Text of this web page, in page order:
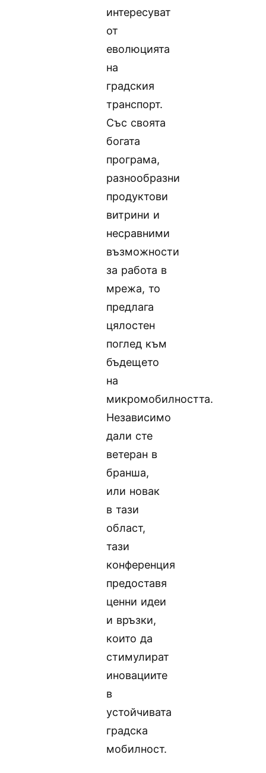
интересуват
от
еволюцията
на
градския
транспорт.
Със своята
богата
програма,
разнообразни
продуктови
витрини и
несравними
възможности
за работа в
мрежа, то
предлага
цялостен
поглед към
бъдещето
на
микромобилността.
Независимо
дали сте
ветеран в
бранша,
или новак
в тази
област,
тази
конференция
предоставя
ценни идеи
и връзки,
които да
стимулират
иновациите
в
устойчивата
градска
мобилност.